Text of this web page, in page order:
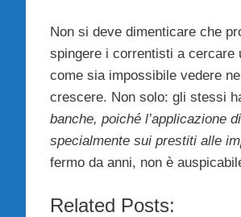
Non si deve dimenticare che
spingere i correntisti a cercare
come sia impossibile vedere
crescere. Non solo: gli stessi
banche, poiché l’applicazione
specialmente sui prestiti alle
fermo da anni, non è
Related Posts: